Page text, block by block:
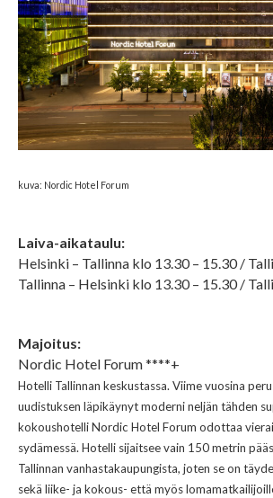
kuva: Nordic Hotel Forum
Laiva-aikataulu:
Helsinki – Tallinna klo 13.30 – 15.30 /
Tallinna – Helsinki klo 13.30 – 15.30 /
Majoitus:
Nordic Hotel Forum ****+
Hotelli Tallinnan keskustassa. Viime vuosina
uudistuksen läpikäynyt moderni neljän tähden
kokoushotelli Nordic Hotel Forum odottaa
sydämessä. Hotelli sijaitsee vain 150 metrin
Tallinnan vanhastakaupungista, joten se on
sekä liike- ja kokous- että myös